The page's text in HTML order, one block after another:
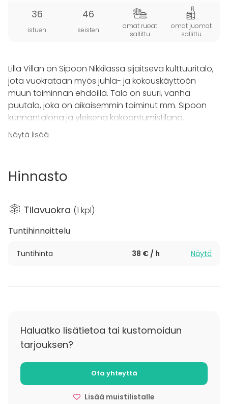
36
istuen
46
seisten
omat ruoat
sallittu
omat juomat
sallittu
Lilla Villan on Sipoon Nikkilässä sijaitseva kulttuuritalo,
jota vuokrataan myös juhla- ja kokouskäyttöön
muun toiminnan ehdoilla. Talo on suuri, vanha
puutalo, joka on aikaisemmin toiminut mm. Sipoon
kunnantalona ja yleisenä kokoontumistilana.
Pikkusali sopii hyvin kokouskäyttöön ja pienempiin
Lilla Villanissa toimii Cedaro catering. Talo ei ole
anniskelualuetta, mikä mahdollistaa yksityisissä
juhlissa omien juomien tarjoilun. Cedaro cateringin
https://www.cedarocatering.com/catering/
Näytä lisää
Hinnasto
Tilavuokra (1 kpl)
Tuntihinnoittelu
Tuntihinta 38 € / h Näytä
Haluatko lisätietoa tai kustomoidun
tarjouksen?
Ota yhteyttä
Lisää muistilistalle